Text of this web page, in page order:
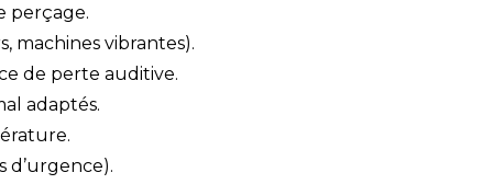
perçage.
machines vibrantes).
de perte auditive.
adaptés.
d’urgence).